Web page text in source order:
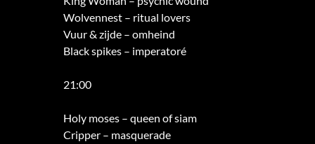
Wolvennest – ritual lovers
Vuur & zijde – omheind
Black spikes – imperatoré
21:00
Holy moses – queen of siam
Cripper – masquerade